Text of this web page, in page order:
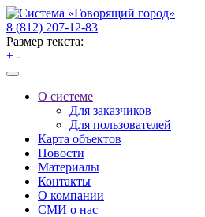
8 (812) 207-12-83
Размер текста:
+ -
О системе
Для заказчиков
Для пользователей
Карта объектов
Новости
Материалы
Контакты
О компании
СМИ о нас